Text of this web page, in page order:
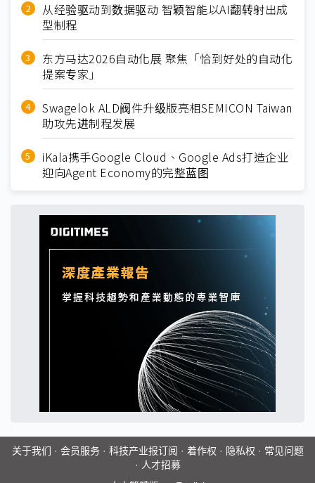
从经验驱动到数据驱动 智颖智能以AI翻转射出成
型制程
东方马达2026自动化展 聚焦「恰到好处的自动化
提案专家」
Swagelok ALD阀件升级版亮相SEMICON Taiwan
助攻先进制程发展
iKala携手Google Cloud、Google Ads打造企业
迎向Agent Economy的完整蓝图
关于我们 · 会员服务· 科技产业报订阅 · 着作权 · 隐私权 · 常见问题
· 人才招募